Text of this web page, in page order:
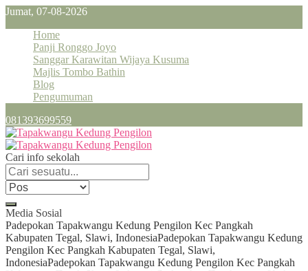
Jumat, 07-08-2026
Home
Panji Ronggo Joyo
Sanggar Karawitan Wijaya Kusuma
Majlis Tombo Bathin
Blog
Pengumuman
081393699559
Cari info sekolah
Media Sosial
Padepokan Tapakwangu Kedung Pengilon Kec Pangkah
Kabupaten Tegal, Slawi, IndonesiaPadepokan Tapakwangu Kedung
Pengilon Kec Pangkah Kabupaten Tegal, Slawi,
IndonesiaPadepokan Tapakwangu Kedung Pengilon Kec Pangkah